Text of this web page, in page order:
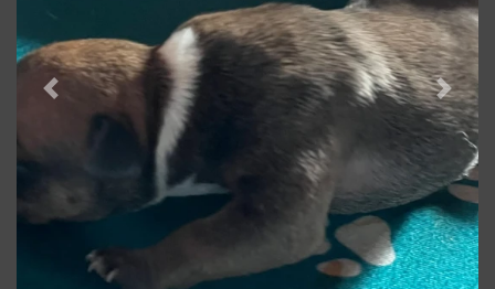
Previous Next